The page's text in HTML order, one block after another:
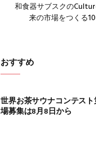
和食器サブスクの
来の市場をつくる
おすすめ
世界お茶サウナコンテス
場募集は8月8日から